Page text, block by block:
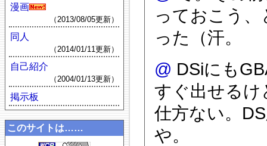
っておこう
った（汗。
@ DSiにも
すぐ出せる
仕方ない。
や。
漫画
（2013/08/05更新）
同人
（2014/01/11更新）
自己紹介
（2004/01/13更新）
掲示板
このサイトは……